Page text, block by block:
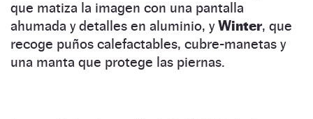
que matiza la imagen con una pantalla
ahumada y detalles en aluminio, yWinter, que
recoge puños calefactables, cubre-manetas y
una manta que protege las piernas.